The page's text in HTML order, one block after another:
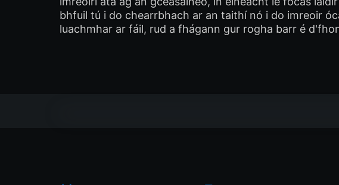
bhfuil tú i do chearrbhach ar an taithí nó i do imreoir
luachmhar ar fáil, rud a fhágann gur rogha barr é